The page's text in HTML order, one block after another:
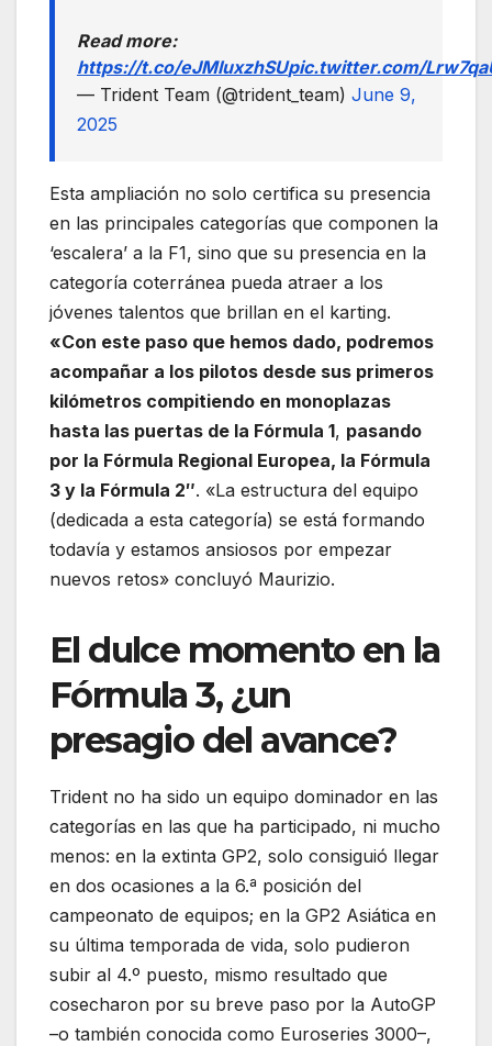
Read more:
https://t.co/eJMIuxzhSUpic.twitter.com/
— Trident Team (@trident_team) June 9,
2025
Esta ampliación no solo certifica su presencia
en las principales categorías que componen la
‘escalera’ a la F1, sino que su presencia en la
categoría coterránea pueda atraer a los
jóvenes talentos que brillan en el karting.
«Con este paso que hemos dado, podremos
acompañar a los pilotos desde sus primeros
kilómetros compitiendo en monoplazas
hasta las puertas de la Fórmula 1, pasando
por la Fórmula Regional Europea, la Fórmula
3 y la Fórmula 2″. «La estructura del equipo
(dedicada a esta categoría) se está formando
todavía y estamos ansiosos por empezar
nuevos retos» concluyó Maurizio.
El dulce momento en la
Fórmula 3, ¿un
presagio del avance?
Trident no ha sido un equipo dominador en las
categorías en las que ha participado, ni mucho
menos: en la extinta GP2, solo consiguió llegar
en dos ocasiones a la 6.ª posición del
campeonato de equipos; en la GP2 Asiática en
su última temporada de vida, solo pudieron
subir al 4.º puesto, mismo resultado que
cosecharon por su breve paso por la AutoGP
–o también conocida como Euroseries 3000–,